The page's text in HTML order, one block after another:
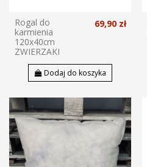
Rogal do
karmienia
120x40cm
ZWIERZAKI
69,90 zł
Dodaj do koszyka